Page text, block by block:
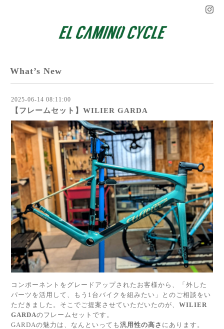
What’s New
2025-06-14 08:11:00
【フレームセット】WILIER GARDA
コンポーネントをグレードアップされたお客様から、「外した
パーツを活用して、もう1台バイクを組みたい」とのご相談をい
ただきました。そこでご提案させていただいたのが、 WILIER
GARDAのフレームセットです。
GARDAの魅力は、なんといっても 汎用性の高さ にあります。